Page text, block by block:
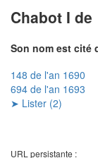
Chabot I de
Son nom est cité
148 de l'an 1690
694 de l'an 1693
➤ Lister (2)
URL persistante :